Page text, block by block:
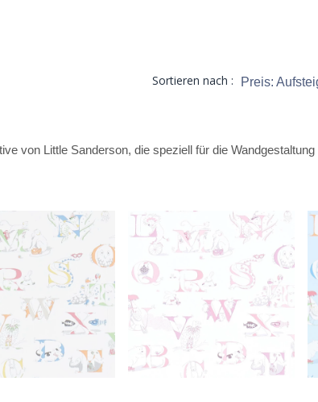
Sortieren nach : Preis:
von Little Sanderson, die speziell für die